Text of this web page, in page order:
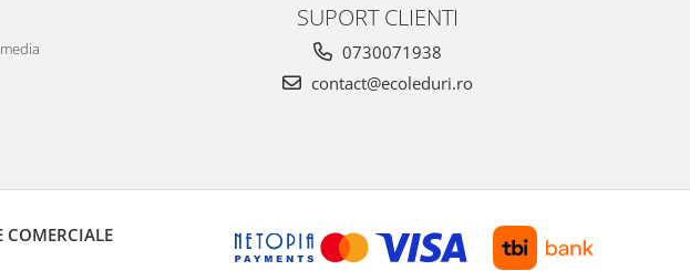
SUPORT CLIENTI
0730071938
contact@ecoleduri.ro
COMERCIALE